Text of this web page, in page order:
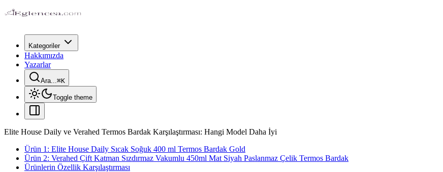
Kategoriler
Hakkımızda
Yazarlar
Ara...⌘K
Toggle theme
Elite House Daily ve Verahed Termos Bardak Karşılaştırması: Hangi Model Daha İyi
Ürün 1: Elite House Daily Sıcak Soğuk 400 ml Termos Bardak Gold
Ürün 2: Verahed Çift Katman Sızdırmaz Vakumlu 450ml Mat Siyah Paslanmaz Çelik Termos Bardak
Ürünlerin Özellik Karşılaştırması